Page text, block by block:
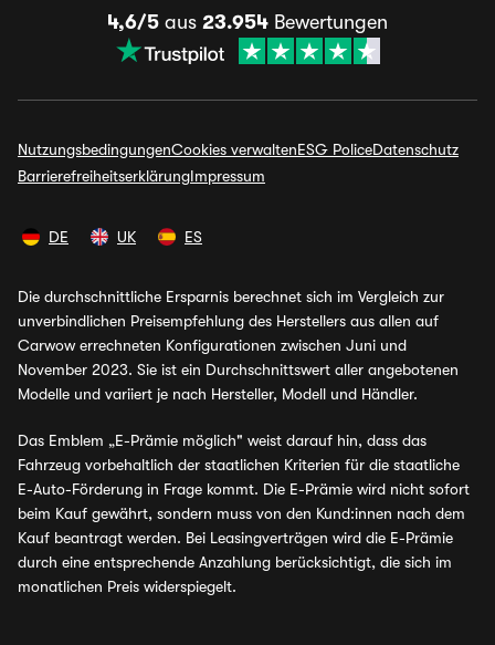
4,6/5 aus 23.954 Bewertungen
NutzungsbedingungenCookies verwaltenESG PoliceDatenschutz
BarrierefreiheitserklärungImpressum
DE UK ES
Die durchschnittliche Ersparnis berechnet sich im Vergleich zur
unverbindlichen Preisempfehlung des Herstellers aus allen auf
Carwow errechneten Konfigurationen zwischen Juni und
November 2023. Sie ist ein Durchschnittswert aller angebotenen
Modelle und variiert je nach Hersteller, Modell und Händler.
Das Emblem „E-Prämie möglich" weist darauf hin, dass das
Fahrzeug vorbehaltlich der staatlichen Kriterien für die staatliche
E-Auto-Förderung in Frage kommt. Die E-Prämie wird nicht sofort
beim Kauf gewährt, sondern muss von den Kund:innen nach dem
Kauf beantragt werden. Bei Leasingverträgen wird die E-Prämie
durch eine entsprechende Anzahlung berücksichtigt, die sich im
monatlichen Preis widerspiegelt.